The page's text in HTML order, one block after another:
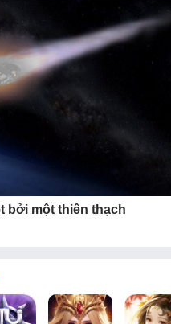
bởi một thiên thạch